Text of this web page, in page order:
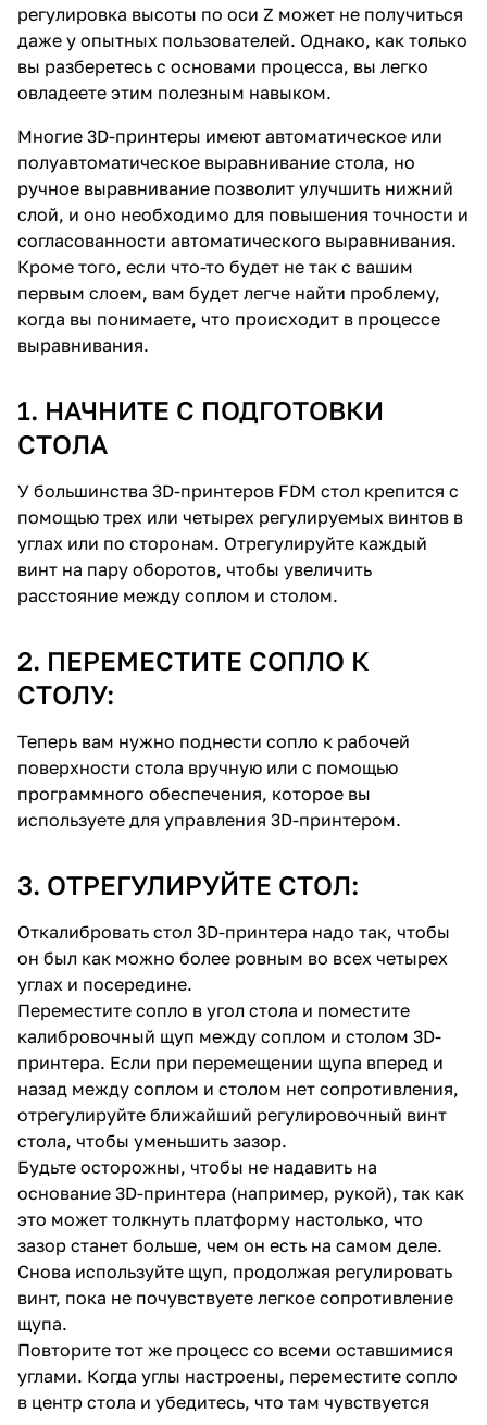
регулировка высоты по оси Z может не получиться
даже у опытных пользователей. Однако, как только
вы разберетесь с основами процесса, вы легко
овладеете этим полезным навыком.
Многие 3D-принтеры имеют автоматическое или
полуавтоматическое выравнивание стола, но
ручное выравнивание позволит улучшить нижний
слой, и оно необходимо для повышения точности и
согласованности автоматического выравнивания.
Кроме того, если что-то будет не так с вашим
первым слоем, вам будет легче найти проблему,
когда вы понимаете, что происходит в процессе
выравнивания.
1. НАЧНИТЕ С ПОДГОТОВКИ
СТОЛА
У большинства 3D-принтеров FDM стол крепится с
помощью трех или четырех регулируемых винтов в
углах или по сторонам. Отрегулируйте каждый
винт на пару оборотов, чтобы увеличить
расстояние между соплом и столом.
2. ПЕРЕМЕСТИТЕ СОПЛО К
СТОЛУ:
Теперь вам нужно поднести сопло к рабочей
поверхности стола вручную или с помощью
программного обеспечения, которое вы
используете для управления 3D-принтером.
3. ОТРЕГУЛИРУЙТЕ СТОЛ:
Откалибровать стол 3D-принтера надо так, чтобы
он был как можно более ровным во всех четырех
углах и посередине.
Переместите сопло в угол стола и поместите
калибровочный щуп между соплом и столом 3D-
принтера. Если при перемещении щупа вперед и
назад между соплом и столом нет сопротивления,
отрегулируйте ближайший регулировочный винт
стола, чтобы уменьшить зазор.
Будьте осторожны, чтобы не надавить на
основание 3D-принтера (например, рукой), так как
это может толкнуть платформу настолько, что
зазор станет больше, чем он есть на самом деле.
Снова используйте щуп, продолжая регулировать
винт, пока не почувствуете легкое сопротивление
щупа.
Повторите тот же процесс со всеми оставшимися
углами. Когда углы настроены, переместите сопло
в центр стола и убедитесь, что там чувствуется